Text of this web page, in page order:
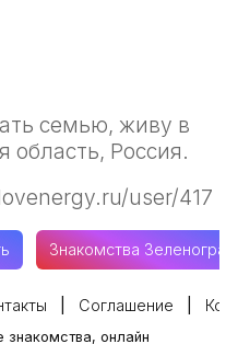
семью, живу в
область, Россия.
user/417
Знакомства
Соглашение
знакомства, онлайн